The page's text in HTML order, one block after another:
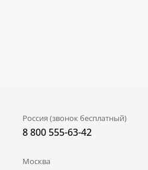
Россия (звонок бесплатный)
8 800 555-63-42
Москва